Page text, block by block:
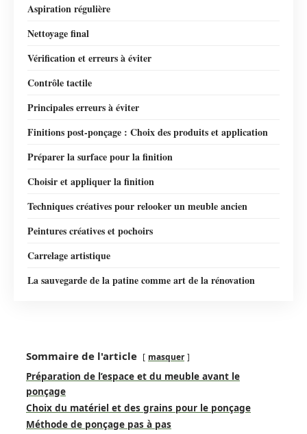
Aspiration régulière
Nettoyage final
Vérification et erreurs à éviter
Contrôle tactile
Principales erreurs à éviter
Finitions post-ponçage : Choix des produits et application
Préparer la surface pour la finition
Choisir et appliquer la finition
Techniques créatives pour relooker un meuble ancien
Peintures créatives et pochoirs
Carrelage artistique
La sauvegarde de la patine comme art de la rénovation
Sommaire de l'article masquer
Préparation de l’espace et du meuble avant le
ponçage
Choix du matériel et des grains pour le ponçage
Méthode de ponçage pas à pas